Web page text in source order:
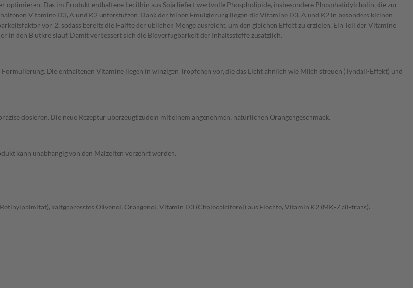
Das im Produkt enthaltene Lecithin aus Soja liefert wertvolle Phospholipide, insbesondere Phosphatidylcholin, die zur
Vitamine D3, A und K2 unterstützen. Dank der feinen Emulgierung liegen die Vitamine D3, A und K2 in besonders kleinen
von 2, sodass bereits die Hälfte der üblichen Menge ausreicht, um den gleichen Effekt zu erzielen. Ein Teil der Vitamine
in den Blutkreislauf. Damit verbessert sich die Bioverfügbarkeit der Inhaltsstoffe zusätzlich.
Die enthaltenen Vitamine liegen in winzigen Tröpfchen vor, die das Licht ähnlich wie Milch streuen (Tyndall-Effekt) und
dosieren. Die neue Rezeptur überzeugt zudem mit einem angenehmen, natürlichen Orangengeschmack.
kann unabhängig von den Malzeiten verzehrt werden.
kaltgepresstes Olivenöl, Orangenöl, Vitamin D3 (Cholecalciferol) aus Flechte, Vitamin K2 (MK-7 all-trans).